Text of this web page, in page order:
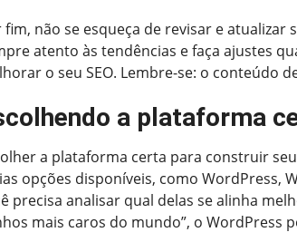
fim, não se esqueça de revisar e
atento às tendências e faça ajustes
o seu SEO. Lembre-se: o conteúdo
a plataforma
a plataforma certa para construir
opções disponíveis, como WordPress,
precisa analisar qual delas se alinha
mais caros do mundo”, o WordPress